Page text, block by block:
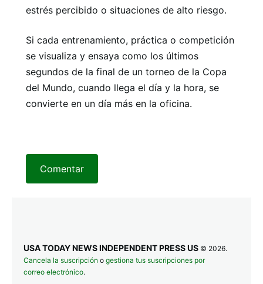
estrés percibido o situaciones de alto riesgo.
Si cada entrenamiento, práctica o competición
se visualiza y ensaya como los últimos
segundos de la final de un torneo de la Copa
del Mundo, cuando llega el día y la hora, se
convierte en un día más en la oficina.
Comentar
USA TODAY NEWS INDEPENDENT PRESS US © 2026.
Cancela la suscripción o gestiona tus suscripciones por
correo electrónico.